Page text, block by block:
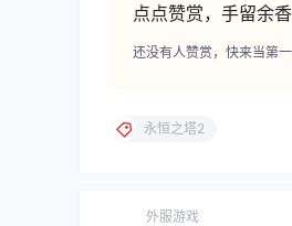
点点赞赏，手留余香
还没有人赞赏，快来当第一
永恒之塔2
外服游戏